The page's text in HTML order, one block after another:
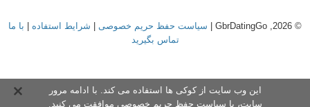
© 2026, GbrDatingGo | سیاست حفظ حریم خصوصی شرایط استفاده
با ما
تماس بگیرید
این وب سایت از کوکی ها استفاده می کند. با ادامه مرور
سایت، با سیاست حفظ حریم خصوصی موافقت می کنید.